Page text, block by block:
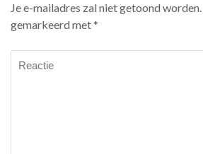
Je e-mailadres zal niet getoond worden.
gemarkeerd met*